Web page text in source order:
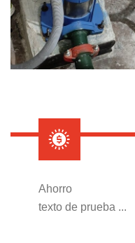
Ahorro
texto de prueba ...